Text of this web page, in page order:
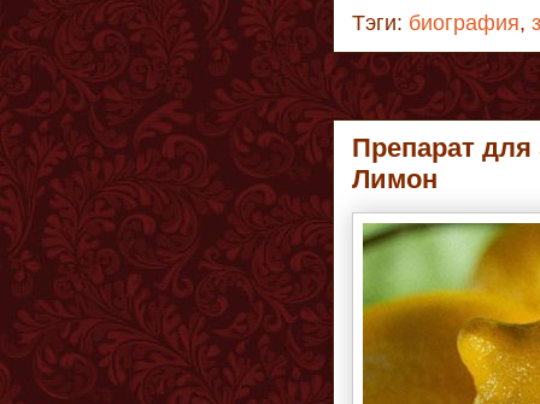
Тэги: биография,
Препарат для
Лимон